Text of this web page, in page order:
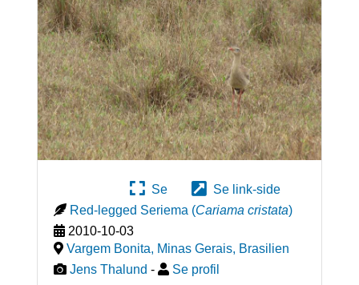
Se
Se link-side
Red-legged Seriema (Cariama cristata)
2010-10-03
Vargem Bonita, Minas Gerais, Brasilien
Jens Thalund - Se profil